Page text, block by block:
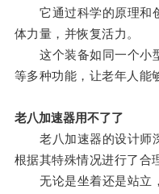
它通过科学的原理和创
体力量，并恢复活力。
这个装备如同一个小型
等多种功能，让老年人能
老八加速器用不了了
老八加速器的设计师
根据其特殊情况进行了合
无论是坐着还是站立